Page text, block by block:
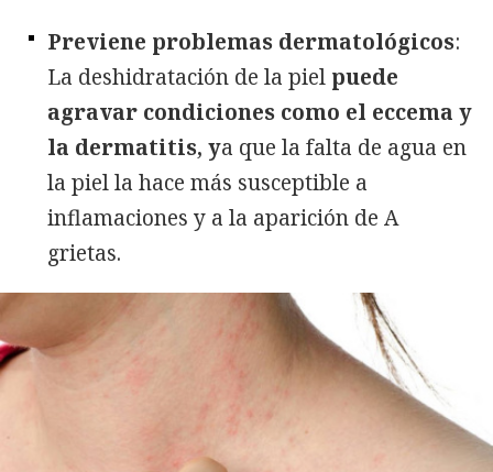
Previene problemas dermatológicos:
La deshidratación de la piel puede
agravar condiciones como el eccema y
la dermatitis, ya que la falta de agua en
la piel la hace más susceptible a
inflamaciones y a la aparición de A
grietas.